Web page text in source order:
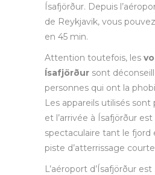
Ísafjörður. Depuis
de Reykjavik, vous
en 45 min.
Attention toutefois, les
Ísafjörður sont
personnes qui ont la
Les appareils utilisés
et l’arrivée à Ísafjörður est
spectaculaire tant le fjord
piste d’atterrissage
L’aéroport d’Ísafjörður